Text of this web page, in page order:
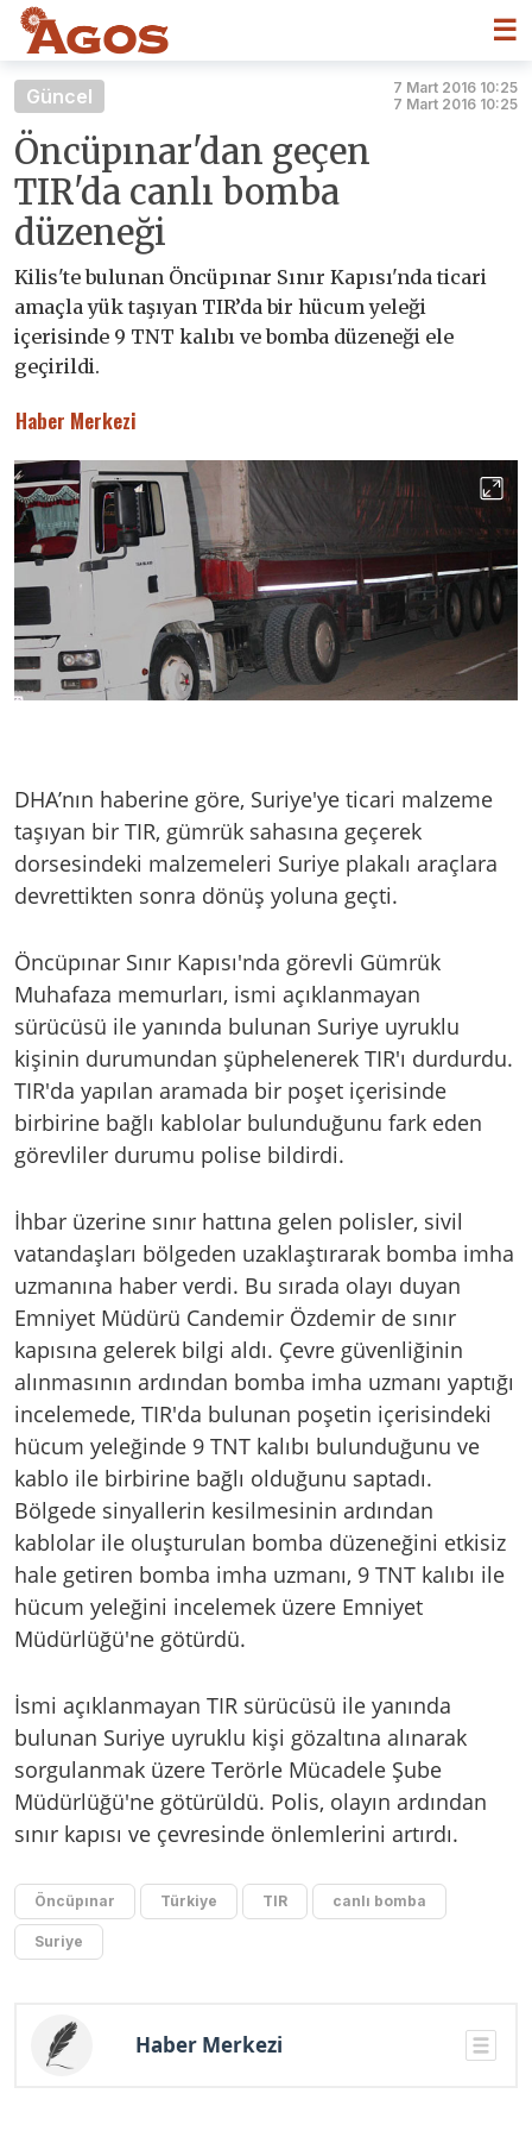
☰
Güncel
7 Mart 2016 10:25
7 Mart 2016 10:25
Öncüpınar'dan geçen
TIR'da canlı bomba
düzeneği
Kilis'te bulunan Öncüpınar Sınır Kapısı'nda ticari
amaçla yük taşıyan TIR’da bir hücum yeleği
içerisinde 9 TNT kalıbı ve bomba düzeneği ele
geçirildi.
Haber Merkezi
DHA’nın haberine göre, Suriye'ye ticari malzeme
taşıyan bir TIR, gümrük sahasına geçerek
dorsesindeki malzemeleri Suriye plakalı araçlara
devrettikten sonra dönüş yoluna geçti.
Öncüpınar Sınır Kapısı'nda görevli Gümrük
Muhafaza memurları, ismi açıklanmayan
sürücüsü ile yanında bulunan Suriye uyruklu
kişinin durumundan şüphelenerek TIR'ı durdurdu.
TIR'da yapılan aramada bir poşet içerisinde
birbirine bağlı kablolar bulunduğunu fark eden
görevliler durumu polise bildirdi.
İhbar üzerine sınır hattına gelen polisler, sivil
vatandaşları bölgeden uzaklaştırarak bomba imha
uzmanına haber verdi. Bu sırada olayı duyan
Emniyet Müdürü Candemir Özdemir de sınır
kapısına gelerek bilgi aldı. Çevre güvenliğinin
alınmasının ardından bomba imha uzmanı yaptığı
incelemede, TIR'da bulunan poşetin içerisindeki
hücum yeleğinde 9 TNT kalıbı bulunduğunu ve
kablo ile birbirine bağlı olduğunu saptadı.
Bölgede sinyallerin kesilmesinin ardından
kablolar ile oluşturulan bomba düzeneğini etkisiz
hale getiren bomba imha uzmanı, 9 TNT kalıbı ile
hücum yeleğini incelemek üzere Emniyet
Müdürlüğü'ne götürdü.
İsmi açıklanmayan TIR sürücüsü ile yanında
bulunan Suriye uyruklu kişi gözaltına alınarak
sorgulanmak üzere Terörle Mücadele Şube
Müdürlüğü'ne götürüldü. Polis, olayın ardından
sınır kapısı ve çevresinde önlemlerini artırdı.
Öncüpınar Türkiye TIR canlı bomba
Suriye
Haber Merkezi